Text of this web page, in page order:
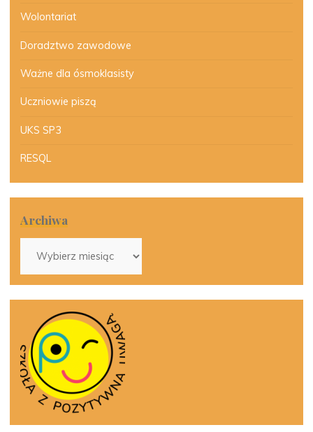
Wolontariat
Doradztwo zawodowe
Ważne dla ósmoklasisty
Uczniowie piszą
UKS SP3
RESQL
Archiwa